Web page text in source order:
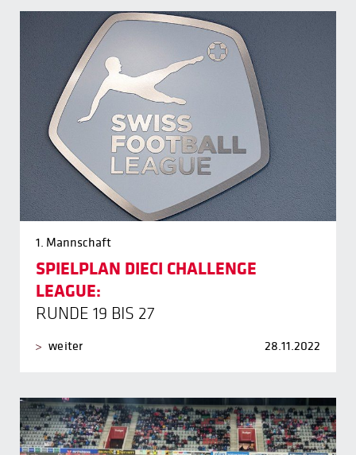
1. Mannschaft
SPIELPLAN DIECI CHALLENGE
LEAGUE:
RUNDE 19 BIS 27
weiter 28.11.2022